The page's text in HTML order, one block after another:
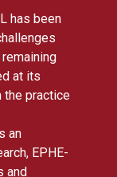
has been
at its
the practice
an
EPHE-
and